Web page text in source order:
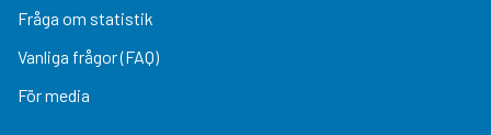
Fråga om statistik
Vanliga frågor (FAQ)
För media